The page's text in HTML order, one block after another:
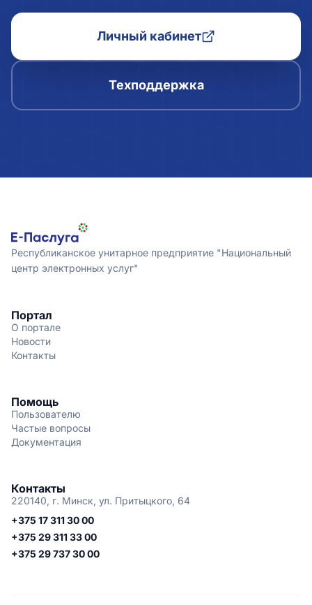
Личный кабинет
Техподдержка
Республиканское унитарное предприятие "Национальный
центр электронных услуг"
Портал
О портале
Новости
Контакты
Помощь
Пользователю
Частые вопросы
Документация
Контакты
220140, г. Минск, ул. Притыцкого, 64
+375 17 311 30 00
+375 29 311 33 00
+375 29 737 30 00